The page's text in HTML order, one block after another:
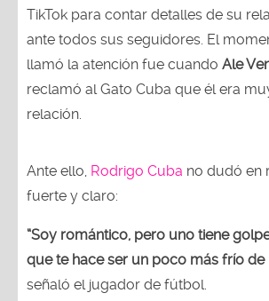
TikTok para contar detalles de su
ante todos sus seguidores. El
llamó la atención fue cuando Ale
reclamó al Gato Cuba que él era
relación.
Ante ello, Rodrigo Cuba no dudó en
fuerte y claro:
“Soy romántico, pero uno tiene
que te hace ser un poco más frío de
señaló el jugador de fútbol.